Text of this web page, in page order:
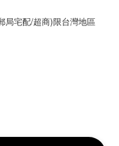
局宅配/超商)限台灣地區